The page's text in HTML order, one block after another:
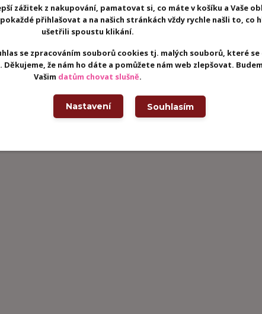
zážitek z nakupování, pamatovat si, co máte v košíku a Vaše
přihlašovat a na našich stránkách vždy rychle našli to, co
ušetřili spoustu klikání.
se zpracováním souborů cookies tj. malých souborů, které se
Děkujeme, že nám ho dáte a pomůžete nám web zlepšovat.
Vašim datům chovat slušně.
Nastavení Souhlasím